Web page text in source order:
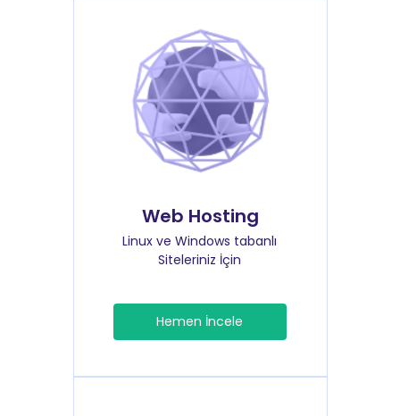
Web Hosting
Linux ve Windows tabanlı
Siteleriniz İçin
Hemen İncele